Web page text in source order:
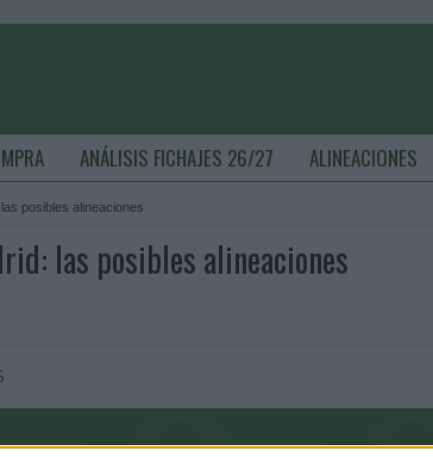
ANÁLISIS FICHAJES 26/27 ALINEACIONES
posibles alineaciones
las posibles alineaciones